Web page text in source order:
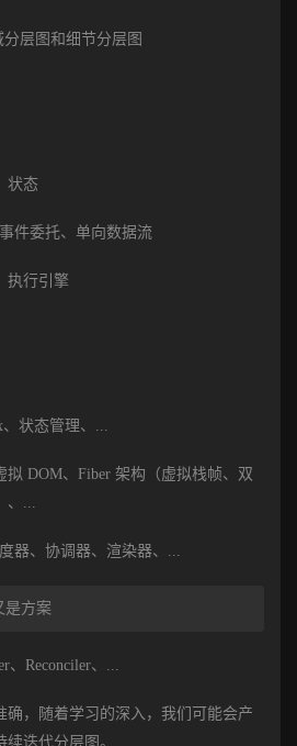
分层图和细节分层图
状态
件委托、单向数据流
执行引擎
、状态管理、...
拟 DOM、Fiber 架构（虚拟栈帧、双
、...
器、协调器、渲染器、...
是方案
、Reconciler、...
确，随着学习的深入，我们可能会产
迭代分层图。